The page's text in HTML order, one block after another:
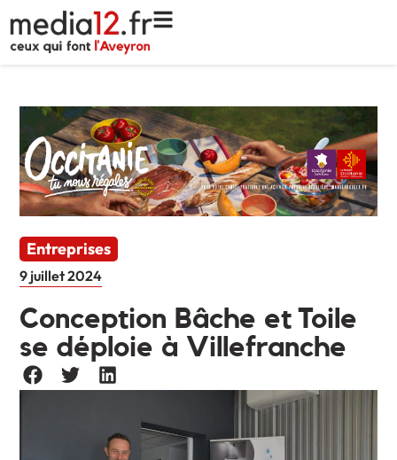
Entreprises
9 juillet 2024
Conception Bâche et Toile
se déploie à Villefranche